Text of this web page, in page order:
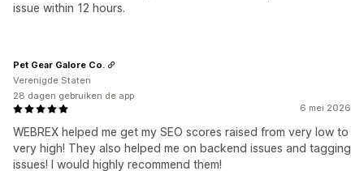
issue within 12 hours.
6 mei 2026
WEBREX helped me get my SEO scores raised from very low to
very high! They also helped me on backend issues and tagging
issues! I would highly recommend them!
Pet Gear Galore Co.
Verenigde Staten
28 dagen gebruiken de app